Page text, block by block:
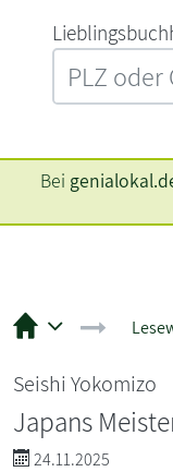
Bei
Seishi Yokomizo
Japans
24.11.2025